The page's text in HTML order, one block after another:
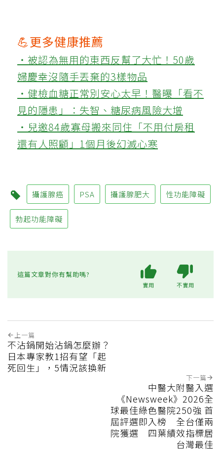
💪更多健康推薦
‧被認為無用的東西反幫了大忙！50歲
婦慶幸沒隨手丟棄的3樣物品
‧健檢血糖正常別安心太早！醫曝「看不
見的隱患」：失智、糖尿病風險大增
‧兒邀84歲寡母搬來同住「不用付房租
還有人照顧」1個月後幻滅心寒
攝護腺癌 PSA 攝護腺肥大 性功能障礙
勃起功能障礙
這篇文章對你有幫助嗎?
實用 不實用
上一篇
不沾鍋開始沾鍋怎麼辦？
日本專家教1招有望「起
死回生」，5情況該換新
下一篇
中醫大附醫入選
《Newsweek》2026全
球最佳綠色醫院250強 首
屆評選即入榜 全台僅兩
院獲選 四葉績效指標居
台灣最佳